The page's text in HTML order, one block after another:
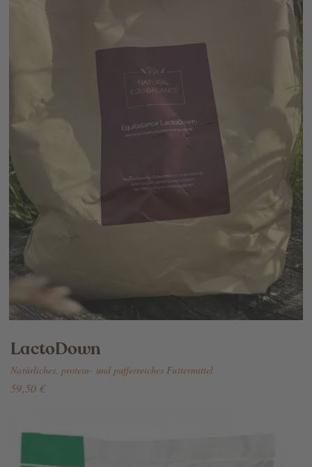
LactoDown
Natürliches, protein- und pufferreiches Futtermittel
59,50 €